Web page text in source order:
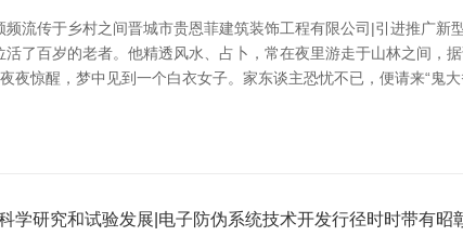
流传于乡村之间晋城市贵恩菲建筑装饰工程有限公司|引进推广
了百岁的老者。他精透风水、占卜，常在夜里游走于山林之间
惊醒，梦中见到一个白衣女子。家东谈主恐忧不已，便请来“鬼大
学研究和试验发展|电子防伪系统技术开发行径时时带有昭